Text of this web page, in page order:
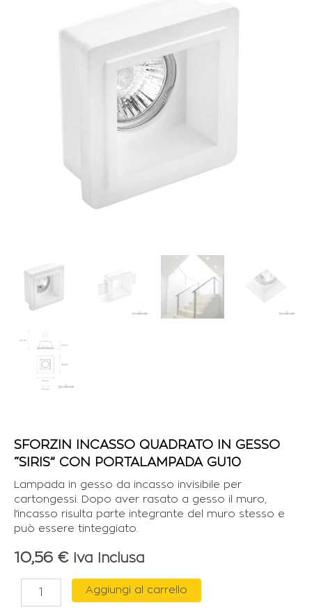
SFORZIN INCASSO QUADRATO IN GESSO
“SIRIS” CON PORTALAMPADA GU10
Lampada in gesso da incasso invisibile per
cartongessi. Dopo aver rasato a gesso il muro,
l’incasso risulta parte integrante del muro stesso e
può essere tinteggiato.
10,56 € Iva Inclusa
INCASSO
Aggiungi al carrello